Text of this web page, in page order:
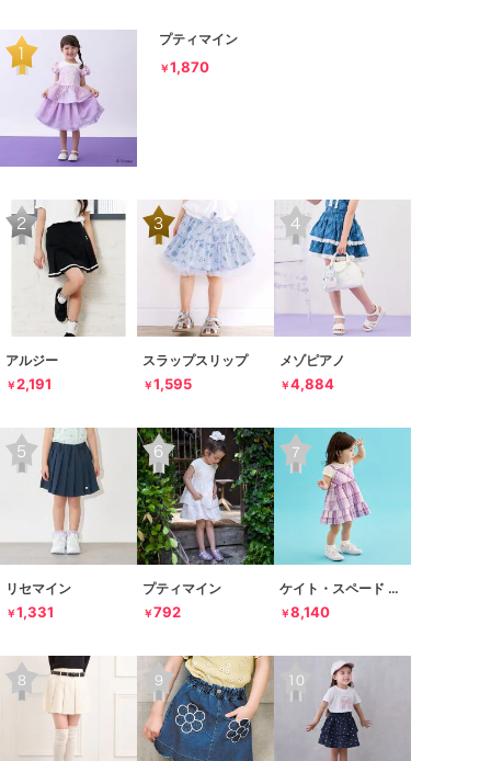
プティマイン
￥1,870
アルジー
￥2,191
スラップスリップ
￥1,595
メゾピアノ
￥4,884
リセマイン
￥1,331
プティマイン
￥792
ケイト・スペード ニューヨーク キッズ
￥8,140